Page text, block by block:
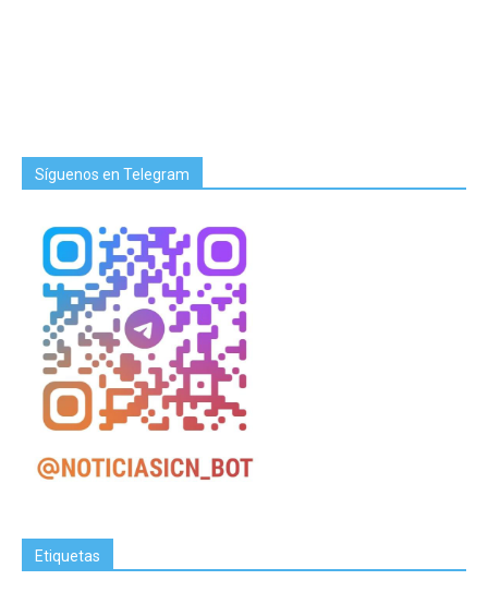
Síguenos en Telegram
Etiquetas